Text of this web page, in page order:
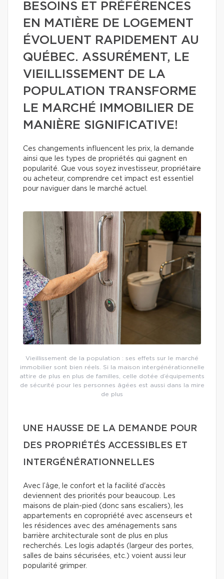
BESOINS ET PRÉFÉRENCES
EN MATIÈRE DE LOGEMENT
ÉVOLUENT RAPIDEMENT AU
QUÉBEC. ASSURÉMENT, LE
VIEILLISSEMENT DE LA
POPULATION TRANSFORME
LE MARCHÉ IMMOBILIER DE
MANIÈRE SIGNIFICATIVE!
Ces changements influencent les prix, la demande
ainsi que les types de propriétés qui gagnent en
popularité. Que vous soyez investisseur, propriétaire
ou acheteur, comprendre cet impact est essentiel
pour naviguer dans le marché actuel.
Vieillissement de la population : ses effets sur le marché
immobilier sont bien réels. Si la maison intergénérationnelle
attire de plus en plus de familles, celle dotée d’équipements
de sécurité pour les personnes âgées est aussi dans la mire
de plus
UNE HAUSSE DE LA DEMANDE POUR
DES PROPRIÉTÉS ACCESSIBLES ET
INTERGÉNÉRATIONNELLES
Avec l’âge, le confort et la facilité d'accès
deviennent des priorités pour beaucoup. Les
maisons de plain-pied (donc sans escaliers), les
appartements en copropriété avec ascenseurs et
les résidences avec des aménagements sans
barrière architecturale sont de plus en plus
recherchés. Les logis adaptés (largeur des portes,
salles de bains sécurisées, etc.) voient aussi leur
popularité grimper.